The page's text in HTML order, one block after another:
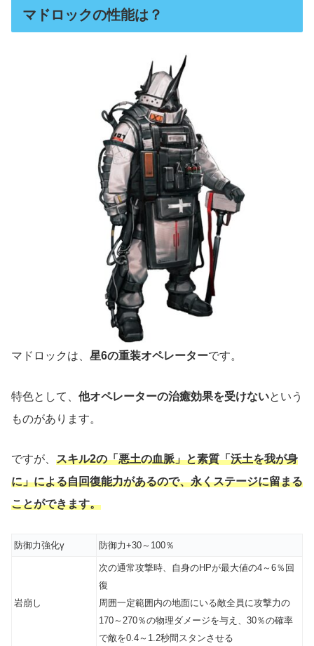
マドロックの性能は？
マドロックは、 星6の重装オペレーターです。
特色として、 他オペレーターの治癒効果を受けないという
ものがあります。
ですが、 スキル2の「悪土の血脈」と素質「沃土を我が身
に」による自回復能力があるので、永くステージに留まる
ことができます。
防御力強化γ 防御力+30～100％
岩崩し
次の通常攻撃時、自身のHPが最大値の4～6％回
復
周囲一定範囲内の地面にいる敵全員に攻撃力の
170～270％の物理ダメージを与え、30％の確率
で敵を0.4～1.2秒間スタンさせる